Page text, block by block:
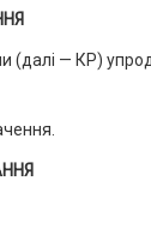
(далі — КР)